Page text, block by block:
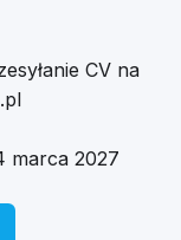
CV na
marca 2027